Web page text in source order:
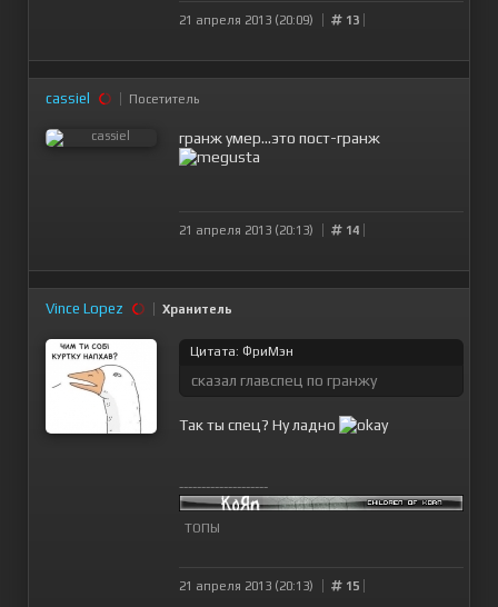
21 апреля 2013 (20:09) 13
cassiel Посетитель
гранж умер...это пост-гранж
21 апреля 2013 (20:13) 14
Vince Lopez Хранитель
Цитата: ФриМэн
сказал главспец по гранжу
Так ты спец? Ну ладно
--------------------
ТОПЫ
21 апреля 2013 (20:13) 15